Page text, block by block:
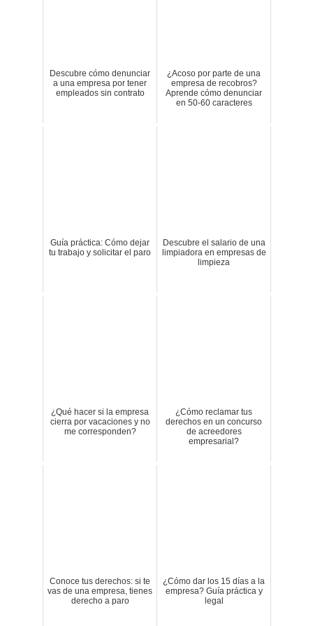
Descubre cómo denunciar
a una empresa por tener
empleados sin contrato
¿Acoso por parte de una
empresa de recobros?
Aprende cómo denunciar
en 50-60 caracteres
Guía práctica: Cómo dejar
tu trabajo y solicitar el paro
Descubre el salario de una
limpiadora en empresas de
limpieza
¿Qué hacer si la empresa
cierra por vacaciones y no
me corresponden?
¿Cómo reclamar tus
derechos en un concurso
de acreedores
empresarial?
Conoce tus derechos: si te
vas de una empresa, tienes
derecho a paro
¿Cómo dar los 15 días a la
empresa? Guía práctica y
legal